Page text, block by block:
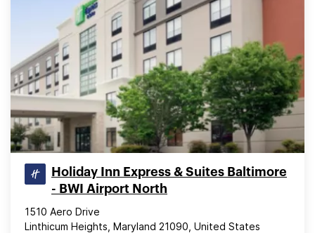
Holiday Inn Express & Suites Baltimore
- BWI Airport North
1510 Aero Drive
Linthicum Heights, Maryland 21090, United States